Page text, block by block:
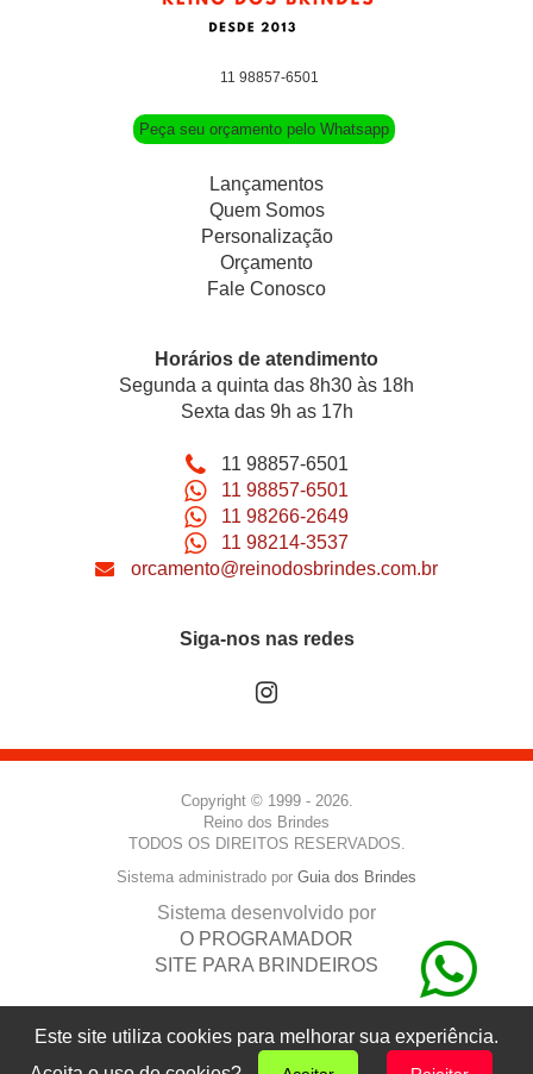
11 98857-6501
Peça seu orçamento pelo Whatsapp
Lançamentos
Quem Somos
Personalização
Orçamento
Fale Conosco
Horários de atendimento
Segunda a quinta das 8h30 às 18h
Sexta das 9h as 17h
11 98857-6501
11 98857-6501
11 98266-2649
11 98214-3537
orcamento@reinodosbrindes.com.br
Siga-nos nas redes
Copyright © 1999 - 2026.
Reino dos Brindes
TODOS OS DIREITOS RESERVADOS.
Sistema administrado por Guia dos Brindes
Sistema desenvolvido por
O PROGRAMADOR
SITE PARA BRINDEIROS
Este site utiliza cookies para melhorar sua experiência.